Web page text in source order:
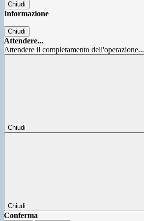
Chiudi
Informazione
Chiudi
Attendere...
Attendere il completamento dell'operazione...
Chiudi
Chiudi
Conferma